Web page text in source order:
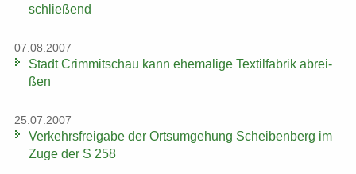
schlie­ßend
07.08.2007
Stadt Crim­mit­schau kann ehe­ma­li­ge Tex­til­fa­brik ab­rei­
ßen
25.07.2007
Ver­kehrs­frei­ga­be der Orts­um­ge­hung Schei­ben­berg im
Zuge der S 258